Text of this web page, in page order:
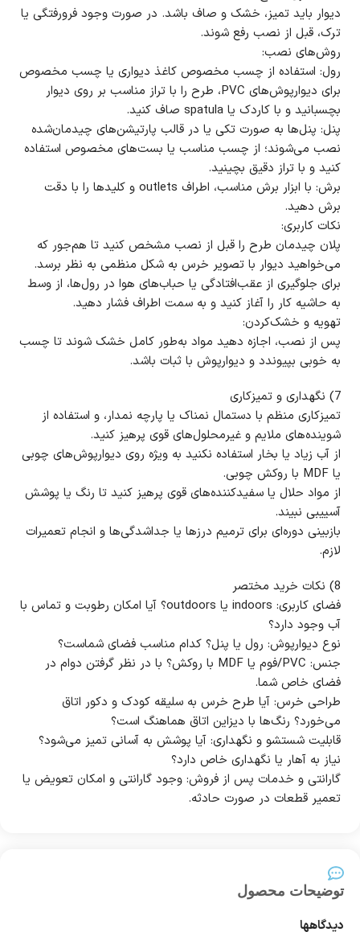
دیوار باید تمیز، خشک و صاف باشد. در صورت وجود فرورفتگی یا
ترک، قبل از نصب رفع شوند.
روش‌های نصب:
رول: استفاده از چسب مخصوص کاغذ دیواری یا چسب مخصوص
برای دیوارپوش‌های PVC، طرح را با تراز مناسب بر روی دیوار
بچسبانید و با کاردک یا spatula صاف کنید.
پنل: پنل‌ها به صورت تکی یا در قالب پارتیشن‌های چیدمان‌شده
نصب می‌شوند؛ از چسب مناسب یا بست‌های مخصوص استفاده
کنید و با تراز دقیق بچینید.
برش: با ابزار برش مناسب، اطراف outlets و کلیدها را با دقت
برش دهید.
نکات کاربری:
پلان چیدمان طرح را قبل از نصب مشخص کنید تا هم‌جور که
می‌خواهید دیوار با تصویر خرس به شکل منظمی به نظر برسد.
برای جلوگیری از عقب‌افتادگی یا حباب‌های هوا در رول‌ها، از وسط
به حاشیه کار را آغاز کنید و به سمت اطراف فشار دهید.
تهویه و خشک‌کردن:
پس از نصب، اجازه دهید مواد به‌طور کامل خشک شوند تا چسب
به خوبی بپیوندد و دیوارپوش با ثبات باشد.
7) نگهداری و تمیزکاری
تمیزکاری منظم با دستمال نمناک یا پارچه نمدار، و استفاده از
شوینده‌های ملایم و غیرمحلول‌های قوی پرهیز کنید.
از آب زیاد یا بخار استفاده نکنید به ویژه روی دیوارپوش‌های چوبی
یا MDF با روکش چوبی.
از مواد حلال یا سفیدکننده‌های قوی پرهیز کنید تا رنگ یا پوشش
آسییبی نبیند.
بازبینی دوره‌ای برای ترمیم درزها یا جداشدگی‌ها و انجام تعمیرات
لازم.
8) نکات خرید مختصر
فضای کاربری: indoors یا outdoors؟ آیا امکان رطوبت و تماس با
آب وجود دارد؟
نوع دیوارپوش: رول یا پنل؟ کدام مناسب فضای شماست؟
جنس: PVC/فوم یا MDF با روکش؟ با در نظر گرفتن دوام در
فضای خاص شما.
طراحی خرس: آیا طرح خرس به سلیقه کودک و دکور اتاق
می‌خورد؟ رنگ‌ها با دیزاین اتاق هماهنگ است؟
قابلیت شستشو و نگهداری: آیا پوشش به آسانی تمیز می‌شود؟
نیاز به آهار یا نگهداری خاص دارد؟
گارانتی و خدمات پس از فروش: وجود گارانتی و امکان تعویض یا
تعمیر قطعات در صورت حادثه.
توضیحات محصول
دیدگاهها